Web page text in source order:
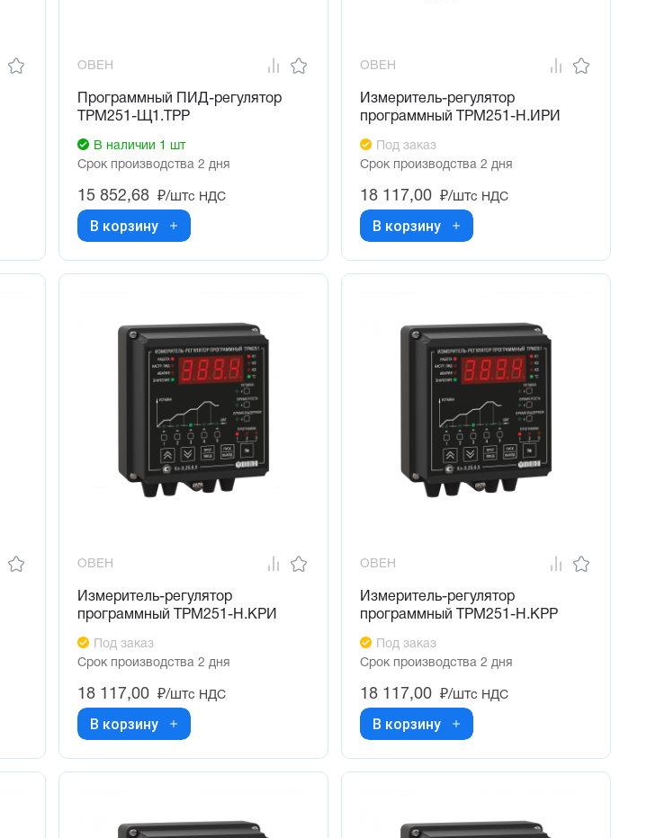
ОВЕН
Программный ПИД-регулятор
ТРМ251-Щ1.ТРР
В наличии 1 шт
Срок производства 2 дня
15 852,68 ₽/штс НДС
В корзину
ОВЕН
Измеритель-регулятор
программный ТРМ251-Н.ИРИ
Под заказ
Срок производства 2 дня
18 117,00 ₽/штс НДС
В корзину
ОВЕН
Измеритель-регулятор
программный ТРМ251-Н.КРИ
Под заказ
Срок производства 2 дня
18 117,00 ₽/штс НДС
В корзину
ОВЕН
Измеритель-регулятор
программный ТРМ251-Н.КРР
Под заказ
Срок производства 2 дня
18 117,00 ₽/штс НДС
В корзину